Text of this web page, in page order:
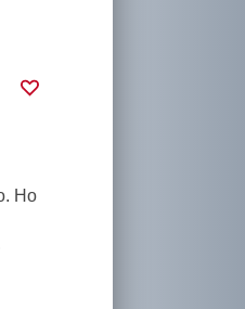
Но